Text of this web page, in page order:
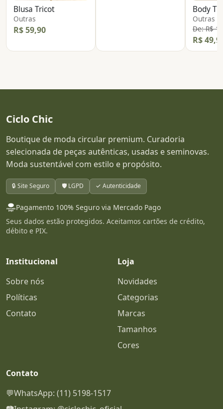
Blusa Tricot
Outras
R$ 59,90
Body
Outras
De: R$
R$
Ciclo Chic
Boutique de moda circular premium. Curadoria
selecionada de peças autênticas, usadas e seminovas.
Moda sustentável com estilo e propósito.
🔒 Site Seguro 🛡️ LGPD ✓ Autenticidade
Pagamento 100% Seguro via Mercado Pago
Seus dados estão protegidos. Aceitamos cartões de crédito,
débito e PIX.
Institucional
Sobre nós
Políticas
Contato
Loja
Novidades
Categorias
Marcas
Tamanhos
Cores
Contato
💬WhatsApp: (11) 5198-1517